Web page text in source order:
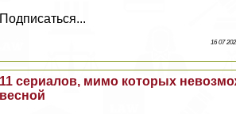
Подписаться...
16 07
11 сериалов, мимо которых
весной